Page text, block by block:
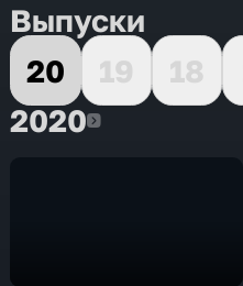
Выпуски
20
19 18
20202020